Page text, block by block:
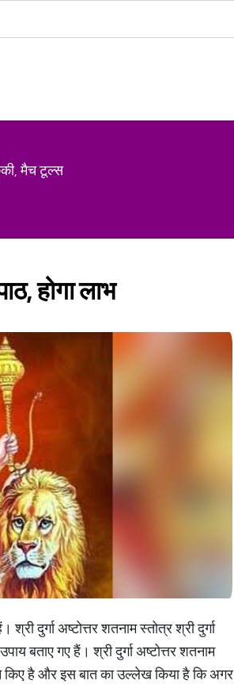
मैच टूल्स
होगा लाभ
दुर्गा अष्टोत्तर शतनाम स्तोत्र श्री दुर्गा
बताए गए हैं। श्री दुर्गा अष्टोत्तर शतनाम
ने किए है और इस बात का उल्लेख किया है कि अगर